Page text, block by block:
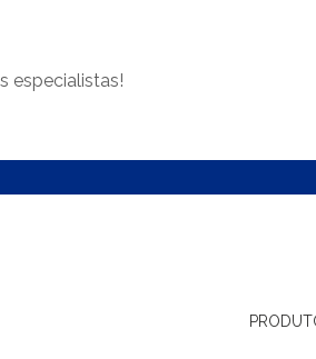
especialistas!